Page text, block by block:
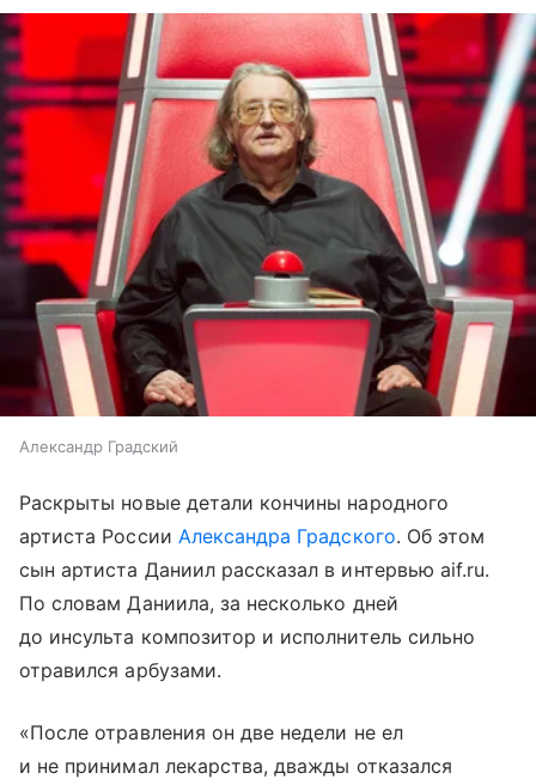
Александр Градский
Раскрыты новые детали кончины народного
артиста России Александра Градского. Об этом
сын артиста Даниил рассказал в интервью aif.ru.
По словам Даниила, за несколько дней
до инсульта композитор и исполнитель сильно
отравился арбузами.
«После отравления он две недели не ел
и не принимал лекарства, дважды отказался